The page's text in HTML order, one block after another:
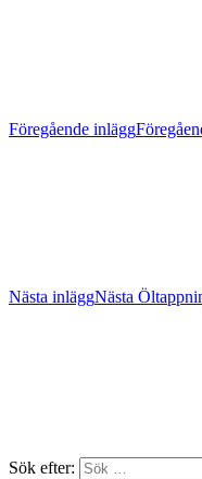
Föregående inlägg
Nästa inläggNästa
Sök efter: